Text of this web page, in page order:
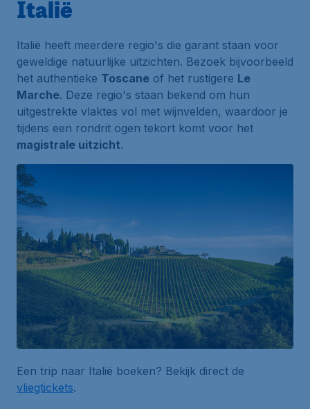
Italië
Italië heeft meerdere regio's die garant staan voor
geweldige natuurlijke uitzichten. Bezoek bijvoorbeeld
het authentieke Toscane of het rustigere Le
Marche. Deze regio's staan bekend om hun
uitgestrekte vlaktes vol met wijnvelden, waardoor je
tijdens een rondrit ogen tekort komt voor het
magistrale uitzicht.
Een trip naar Italië boeken? Bekijk direct de
vliegtickets.